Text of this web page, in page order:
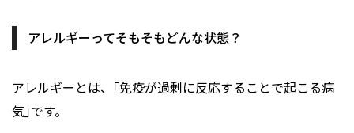
アレルギーってそもそもどんな状態？
アレルギーとは、｢免疫が過剰に反応することで起こる病
気｣です。